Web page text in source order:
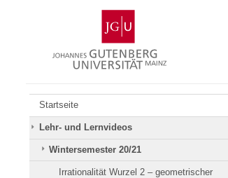
Gutenberg-
Universität
Mainz
Startseite
Lehr- und Lernvideos
Wintersemester 20/21
Irrationalität Wurzel 2 – geometrischer